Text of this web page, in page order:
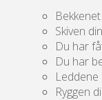
Skiven
Du har
Du har
Leddene
Ryggen